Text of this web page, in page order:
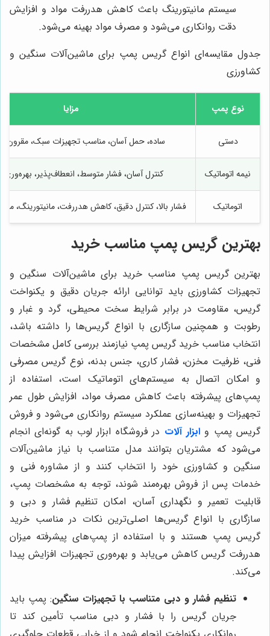
سیستم مانیتورینگ باعث کاهش هدررفت مواد و افزایش
دقت روانکاری می‌شود و مصرف مواد بهینه می‌شود.
جدول مقایسه‌ای انواع گریس پمپ برای ماشین‌آلات سنگین و
کشاورزی
نوع پمپ مزایا
دستی ساده، حمل آسان، مناسب تجهیزات سبک، مقرون
نیمه اتوماتیک کنترل آسان، فشار متوسط، انعطاف‌پذیر،
اتوماتیک فشار بالا، کنترل دقیق، کاهش هدررفت، مانیتورینگ،
بهترین گریس پمپ مناسب خرید
بهترین گریس پمپ مناسب خرید برای ماشین‌آلات سنگین و
تجهیزات کشاورزی باید توانایی ارائه جریان دقیق و یکنواخت
گریس، مقاومت در برابر شرایط سخت محیطی، گرد و غبار و
رطوبت و همچنین سازگاری با انواع گریس‌ها را داشته باشد،
انتخاب مناسب خرید گریس پمپ نیازمند بررسی کامل مشخصات
فنی، ظرفیت مخزن، فشار کاری، جنس بدنه، نوع گریس مصرفی
و امکان اتصال به سیستم‌های اتوماتیک است، استفاده از
پمپ‌های پیشرفته باعث کاهش مصرف مواد، افزایش طول عمر
تجهیزات و بهینه‌سازی عملکرد سیستم روانکاری می‌شود و فروش
گریس پمپ وابزار آلات در فروشگاه ابزار لوب به گونه‌ای انجام
می‌شود که مشتریان بتوانند مدل متناسب با نیاز ماشین‌آلات
سنگین و کشاورزی خود را انتخاب کنند و از مشاوره فنی و
خدمات پس از فروش بهره‌مند شوند، توجه به مشخصات پمپ،
قابلیت تعمیر و نگهداری آسان، امکان تنظیم فشار و دبی و
سازگاری با انواع گریس‌ها اصلی‌ترین نکات در مناسب خرید
گریس پمپ هستند و با استفاده از پمپ‌های پیشرفته میزان
هدررفت گریس کاهش می‌یابد و بهره‌وری تجهیزات افزایش پیدا
می‌کند.
تنظیم فشار و دبی متناسب با تجهیزات سنگین: پمپ باید
جریان گریس را با فشار و دبی مناسب تأمین کند تا